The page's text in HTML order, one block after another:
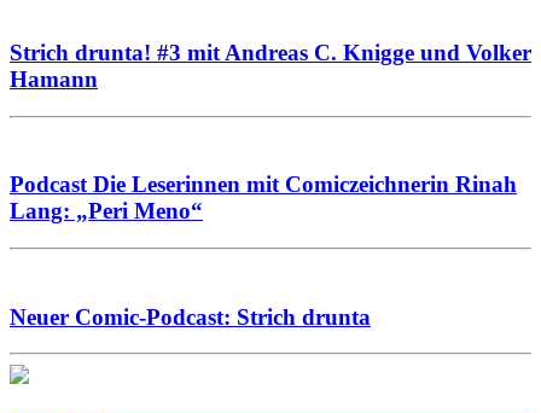
Strich drunta! #3 mit Andreas C. Knigge und Volker
Hamann
Podcast Die Leserinnen mit Comiczeichnerin Rinah
Lang: „Peri Meno“
Neuer Comic-Podcast: Strich drunta